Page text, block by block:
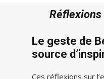
Réflexions
Le geste de
source
Ces réflexions sur